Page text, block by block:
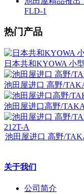
FLD-1
热门产品
日本共和KYOWA 小
池田屋进口 高野/
池田屋进口高野/
池田屋进口 高野/
关于我们
公司简介